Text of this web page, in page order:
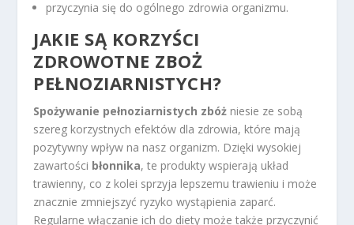
przyczynia się do ogólnego zdrowia organizmu.
JAKIE SĄ KORZYŚCI
ZDROWOTNE ZBOŻ
PEŁNOZIARNISTYCH?
Spożywanie pełnoziarnistych zbóż niesie ze sobą
szereg korzystnych efektów dla zdrowia, które mają
pozytywny wpływ na nasz organizm. Dzięki wysokiej
zawartości błonnika, te produkty wspierają układ
trawienny, co z kolei sprzyja lepszemu trawieniu i może
znacznie zmniejszyć ryzyko wystąpienia zaparć.
Regularne włączanie ich do diety może także przyczynić